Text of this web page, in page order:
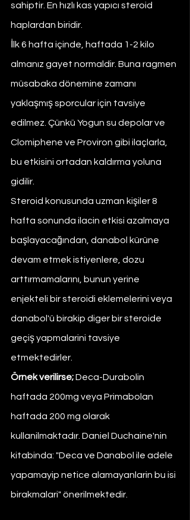
sahiptir. En hızlı kas yapıcı steroid
haplardan biridir.
İlk 6 hafta içinde, haftada 1-2 kilo
almanız gayet normaldir. Buna ragmen
müsabaka dönemine zamanı
yaklaşmış sporcular için tavsiye
edilmez. Çünkü Yogun su depolar ve
Clomiphene ve Proviron gibi ilaçlarla,
bu etkisini ortadan kaldırma yoluna
gidilir.
Steroid konusunda uzman kişiler 8
hafta sonunda ilacin etkisi azalmaya
başlayacağından, danabol kürüne
devam etmek istiyenlere, dozu
arttırmamalarını, bunun yerine
enjekteli bir steroidi eklemelerini veya
danabol'ü birakip diger bir steroide
geçiş yapmalarini tavsiye
etmektedirler.
Örnek verilirse; Deca-Durabolin
haftada 200mg veya Primabolan
haftada 200 mg olarak
kullanilmaktadır. Daniel Duchaine'nin
kitabinda: "Deca ve Danabol ile adele
yapamayip netice alamayanlarin bu isi
birakmalari" önerilmektedir.